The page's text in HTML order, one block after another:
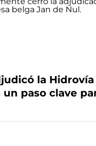
la Hidrovía
paso clave